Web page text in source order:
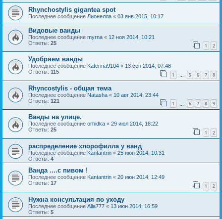
Rhynchostylis gigantea spot
Последнее сообщение Лионелла « 03 янв 2015, 10:17
Видовые ванды
Последнее сообщение myrna « 12 ноя 2014, 10:21
Ответы: 25 1 2
Удобряем ванды
Последнее сообщение Katerina9104 « 13 сен 2014, 07:48
Ответы: 115 1 … 5 6 7 8
Rhyncostylis - общая тема
Последнее сообщение Natasha « 10 авг 2014, 23:44
Ответы: 121 1 6 7 8 9
Ванды на улице.
Последнее сообщение orhidka « 29 июл 2014, 18:22
Ответы: 25 1 2
распределение хлорофилла у ванд
Последнее сообщение Kantantrin « 25 июн 2014, 10:31
Ответы: 4
Ванда ....с пивом !
Последнее сообщение Kantantrin « 20 июн 2014, 12:49
Ответы: 17 1 2
Нужна консультация по уходу
Последнее сообщение Alla777 « 13 июн 2014, 16:59
Ответы: 5